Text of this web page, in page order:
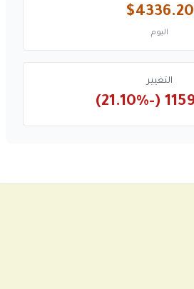
$4336.20
اليوم
التغيير